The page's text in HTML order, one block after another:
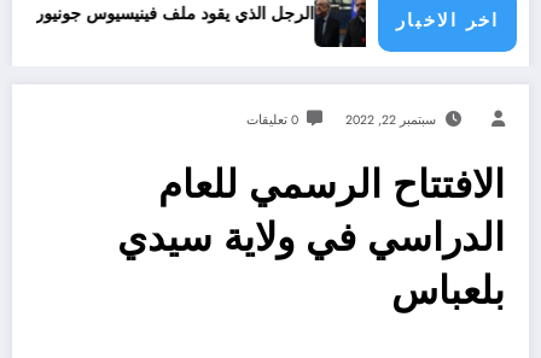
اخر الاخبار
الدول الأطراف الرجل الذي يقود ملف فينيسيوس جونيور
سبتمبر 22, 2022 0 تعليقات
الافتتاح الرسمي للعام
الدراسي في ولاية سيدي
بلعباس